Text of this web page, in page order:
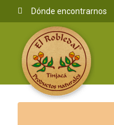
Dónde encontrarnos